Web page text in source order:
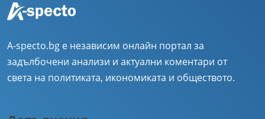
A-specto.bg е независим онлайн портал за
задълбочени анализи и актуални коментари от
света на политиката, икономиката и обществото.